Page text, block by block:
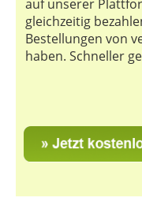
auf unserer
gleichzeitig
Bestellungen von
haben. Schneller